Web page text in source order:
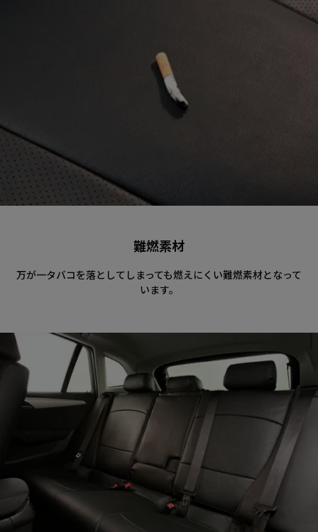
難燃素材
万が一タバコを落としてしまっても燃えにくい難燃素材となって
います。